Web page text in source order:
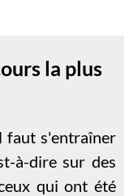
la plus
faut s'entraîner
à-dire sur des
qui ont été